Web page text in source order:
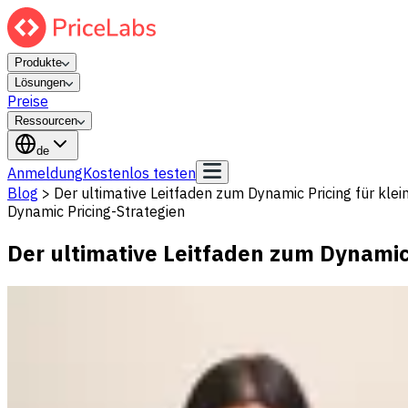
Produkte
Lösungen
Preise
Ressourcen
de
AnmeldungKostenlos testen
Blog > Der ultimative Leitfaden zum Dynamic Pricing für
Dynamic Pricing-Strategien
Der ultimative Leitfaden zum